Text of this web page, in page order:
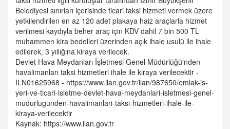
Belediyesi sınırları içerisinde ticari taksi hizmeti vermek üzere
yetkilendirilen en az 120 adet plakaya haiz araçlarla hizmet
verilmesi kaydıyla beher araç için KDV dahil 7 bin 500 TL
muhammen kira bedelleri üzerinden açık ihale usulü ile ihale
edilerek, 3 yıllığına kiraya verilecek.
Devlet Hava Meydanları İşletmesi Genel Müdürlüğü'nden
havalimanları taksi hizmetleri ihale ile kiraya verilecektir -
ILN01625968 - https://www.ilan.gov.tr/ilan/987650/emlak-is-
yeri-ve-ticari-isletme-devlet-hava-meydanlari-isletmesi-genel-
mudurlugunden-havalimanlari-taksi-hizmetleri-ihale-ile-
kiraya-verilecektir
Kaynak: https://www.ilan.gov.tr